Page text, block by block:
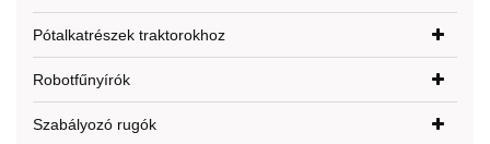
Pótalkatrészek traktorokhoz
Robotfűnyírók
Szabályozó rugók